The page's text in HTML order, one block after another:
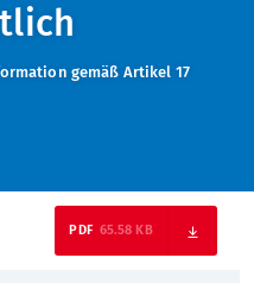
gemäß Artikel 17
65.58 KB